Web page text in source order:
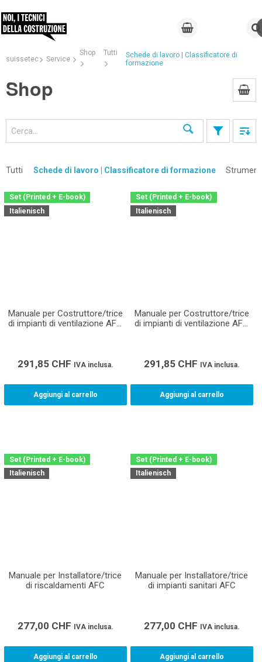
suissetec Service
Shop Tutti
Schede di lavoro | Classificatore di
formazione
Shop
Cerca
Tutti Schede di lavoro | Classificatore di formazione
Set (Printed + E-book)
Italienisch
Manuale per Costruttore/trice
di impianti di ventilazione AFC
291,85 CHF IVA inclusa.
Aggiungi al carrello
Set (Printed + E-book)
Italienisch
Manuale per Costruttore/trice
di impianti di ventilazione AFC
291,85 CHF IVA inclusa.
Aggiungi al carrello
Set (Printed + E-book)
Italienisch
Manuale per Installatore/trice
di riscaldamenti AFC
277,00 CHF IVA inclusa.
Aggiungi al carrello
Set (Printed + E-book)
Italienisch
Manuale per Installatore/trice
di impianti sanitari AFC
277,00 CHF IVA inclusa.
Aggiungi al carrello